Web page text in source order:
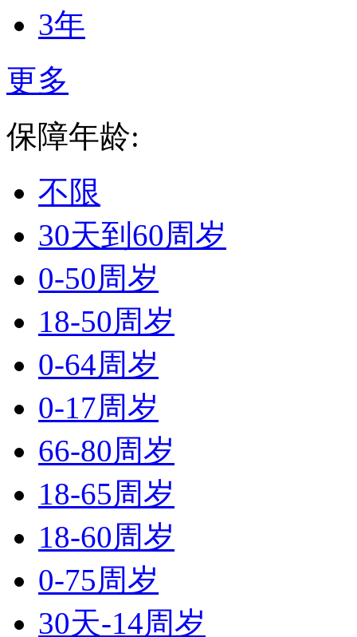
3年
更多
保障年龄:
不限
30天到60周岁
0-50周岁
18-50周岁
0-64周岁
0-17周岁
66-80周岁
18-65周岁
18-60周岁
0-75周岁
30天-14周岁